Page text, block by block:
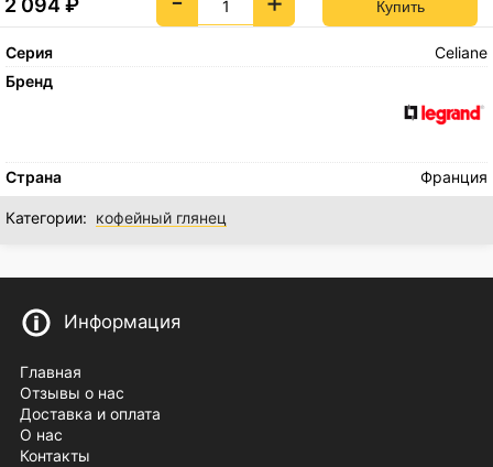
2 094₽
Серия
Celiane
Бренд
Страна Франция
Категории: кофейный глянец
Информация
Главная
Отзывы о нас
Доставка и оплата
О нас
Контакты